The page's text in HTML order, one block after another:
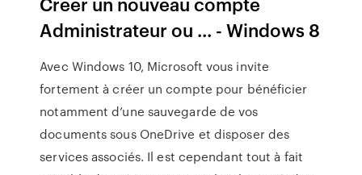
Administrateur ou ... - Windows 8
Avec Windows 10, Microsoft vous invite
fortement à créer un compte pour bénéficier
notamment d’une sauvegarde de vos
documents sous OneDrive et disposer des
services associés. Il est cependant tout à fait